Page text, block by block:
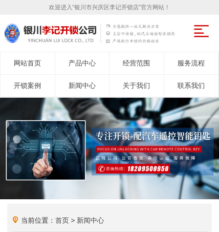
欢迎进入“银川市兴庆区李记开锁店”官方网站！
网站首页 产品中心 经营范围 服务流程
开锁案例 新闻中心 关于我们 联系我们
当前位置：首页 > 新闻中心